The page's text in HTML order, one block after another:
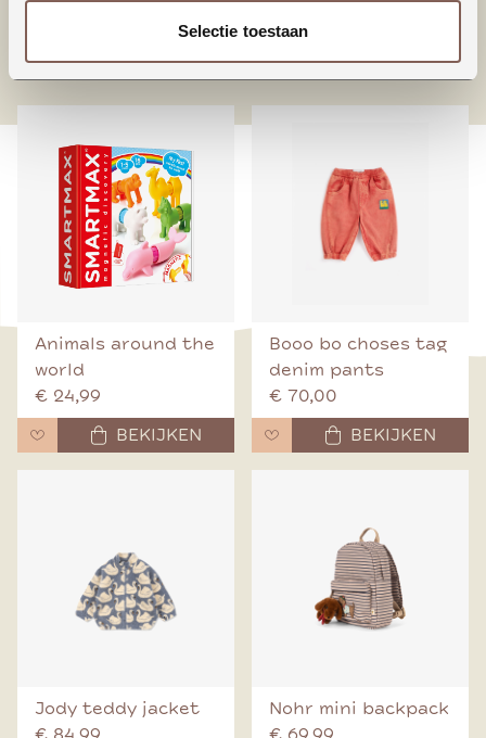
Selectie toestaan
nieuw binnen
Animals around the
world
€ 24,99
BEKIJKEN
Booo bo choses tag
denim pants
€ 70,00
BEKIJKEN
Jody teddy jacket
Nohr mini backpack